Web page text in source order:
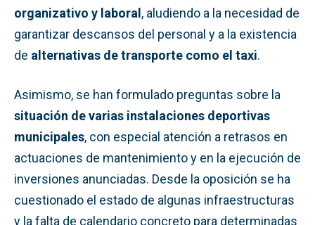
organizativo y laboral, aludiendo a la necesidad de
garantizar descansos del personal y a la existencia
de alternativas de transporte como el taxi.
Asimismo, se han formulado preguntas sobre la
situación de varias instalaciones deportivas
municipales, con especial atención a retrasos en
actuaciones de mantenimiento y en la ejecución de
inversiones anunciadas. Desde la oposición se ha
cuestionado el estado de algunas infraestructuras
y la falta de calendario concreto para determinadas